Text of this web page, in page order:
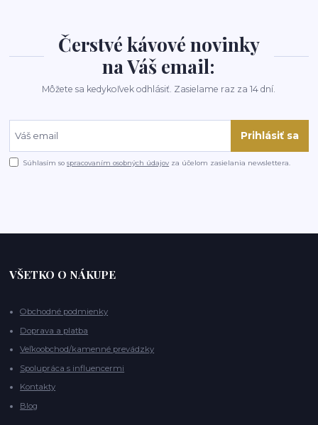
Čerstvé kávové novinky
na Váš email:
Môžete sa kedykoľvek odhlásiť. Zasielame raz za 14 dní.
Prihlásiť sa
Súhlasím sospracovaním osobných údajov za účelom zasielania newslettera.
VŠETKO O NÁKUPE
Obchodné podmienky
Doprava a platba
Veľkoobchod/kamenné prevádzky
Spolupráca s influencermi
Kontakty
Blog